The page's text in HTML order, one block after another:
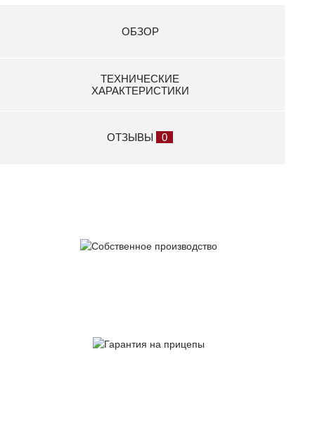
ОБЗОР
ТЕХНИЧЕСКИЕ
ХАРАКТЕРИСТИКИ
ОТЗЫВЫ 0